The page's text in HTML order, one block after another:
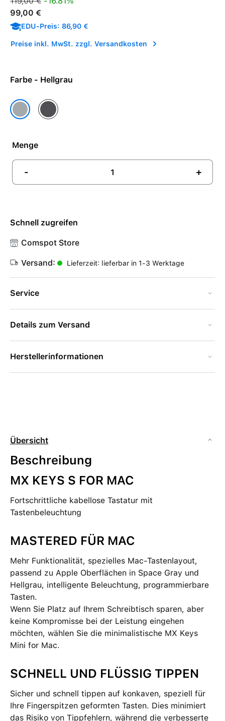
99,00 €
EDU-Preis: 86,90 €
Preise inkl. MwSt. zzgl. Versandkosten
Farbe - Hellgrau
HellgrauSpace Grau
Menge
- +
Schnell zugreifen
Comspot Store
Versand: Lieferzeit: lieferbar in 1-3 Werktage
Service
Details zum Versand
Herstellerinformationen
Übersicht
Beschreibung
MX KEYS S FOR MAC
Fortschrittliche kabellose Tastatur mit
Tastenbeleuchtung
MASTERED FÜR MAC
Mehr Funktionalität, spezielles Mac-Tastenlayout,
passend zu Apple Oberflächen in Space Gray und
Hellgrau, intelligente Beleuchtung, programmierbare
Tasten.
Wenn Sie Platz auf Ihrem Schreibtisch sparen, aber
keine Kompromisse bei der Leistung eingehen
möchten, wählen Sie die minimalistische MX Keys
Mini for Mac.
SCHNELL UND FLÜSSIG TIPPEN
Sicher und schnell tippen auf konkaven, speziell für
Ihre Fingerspitzen geformten Tasten. Dies minimiert
das Risiko von Tippfehlern, während die verbesserte